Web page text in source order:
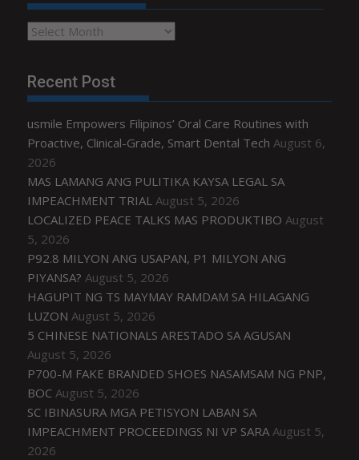
Archives
Recent Post
usmile Empowers Filipinos’ Oral Care Routines with
Proactive, Clinical-Grade, Smart Dental Tech August 6,
2026
MAS LAMANG ANG PULITIKA KAYSA LEGAL SA
IMPEACHMENT TRIAL August 5, 2026
LOCALIZED PEACE TALKS MAS PRODUKTIBO August
5, 2026
P92.8 MILYON ANG USAPAN, P1 MILYON ANG
PIYANSA? August 5, 2026
HAGUPIT NG TS MAYMAY RAMDAM SA HILAGANG
LUZON August 5, 2026
5 CHINESE NATIONALS ARESTADO SA AGUSAN
August 5, 2026
P700-M FAKE BRANDED SHOES NASAMSAM NG PNP,
BOC August 5, 2026
SC IBINASURA MGA PETISYON LABAN SA
IMPEACHMENT PROCEEDINGS NI VP SARA August 5,
2026